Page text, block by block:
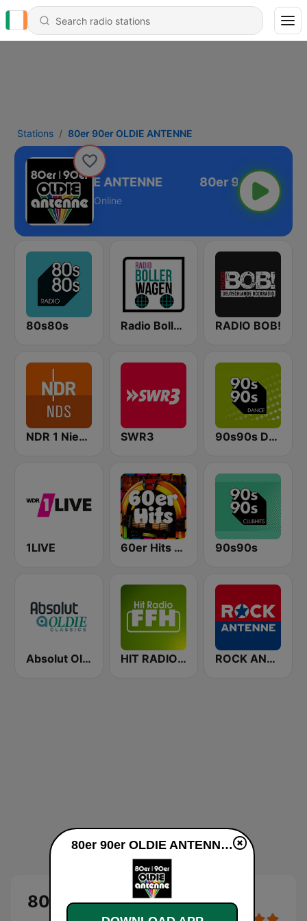
Stations 80er 90er OLDIE ANTENNE
90er OLDIE ANTENNE
Online
80s80s Radio Bollerwagen RADIO BOB!
NDR 1 Niedersachsen SWR3 90s90s Dance
1LIVE 60er Hits - von 80er 90er OLDIE ANTENNE 90s90s
Absolut Oldies Classics HIT RADIO FFH ROCK ANTENNE
80er 90er OLDIE ANTENNE
80er 90er OLDIE ANTENNE live